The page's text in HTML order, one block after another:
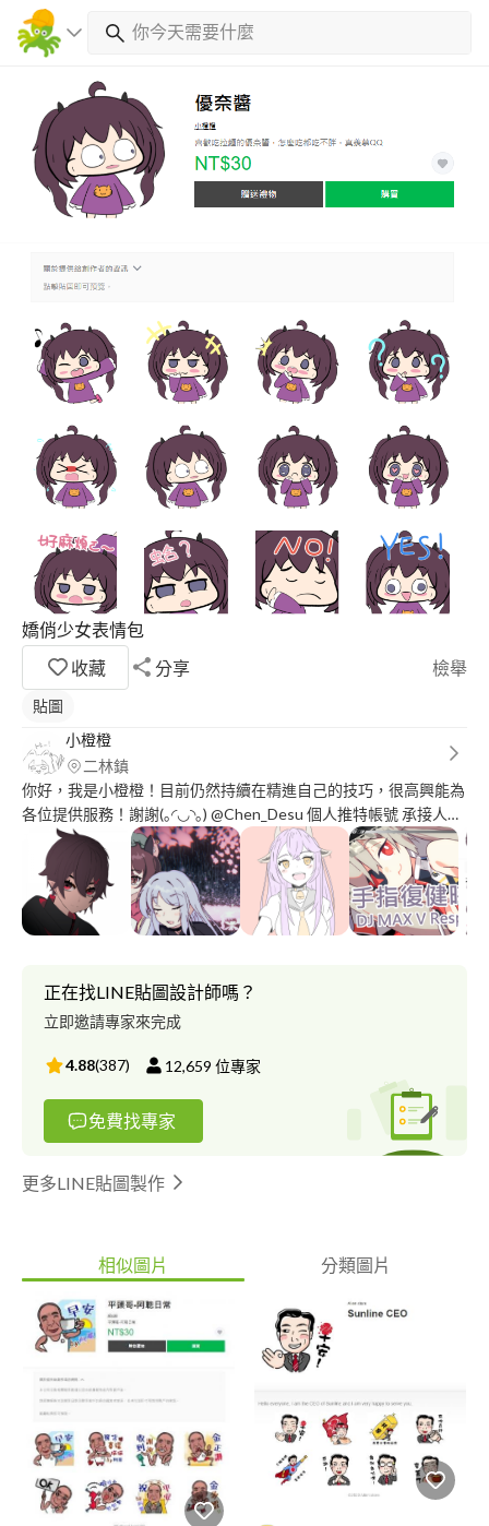
嬌俏少女表情包
收藏
分享 檢舉
貼圖
小橙橙
二林鎮
你好，我是小橙橙！目前仍然持續在精進自己的技巧，很高興能為
各位提供服務！謝謝(｡◜◡◝｡) @Chen_Desu 個人推特帳號 承接人物
插畫、頭像繪製、LINE貼圖、個人影音頻道貼圖製作 個人偏好風
格為日系、Q版、可愛、簡約風格
正在找LINE貼圖設計師嗎？
立即邀請專家來完成
4.88(387) 12,659 位專家
免費找專家
更多LINE貼圖製作
相似圖片 分類圖片